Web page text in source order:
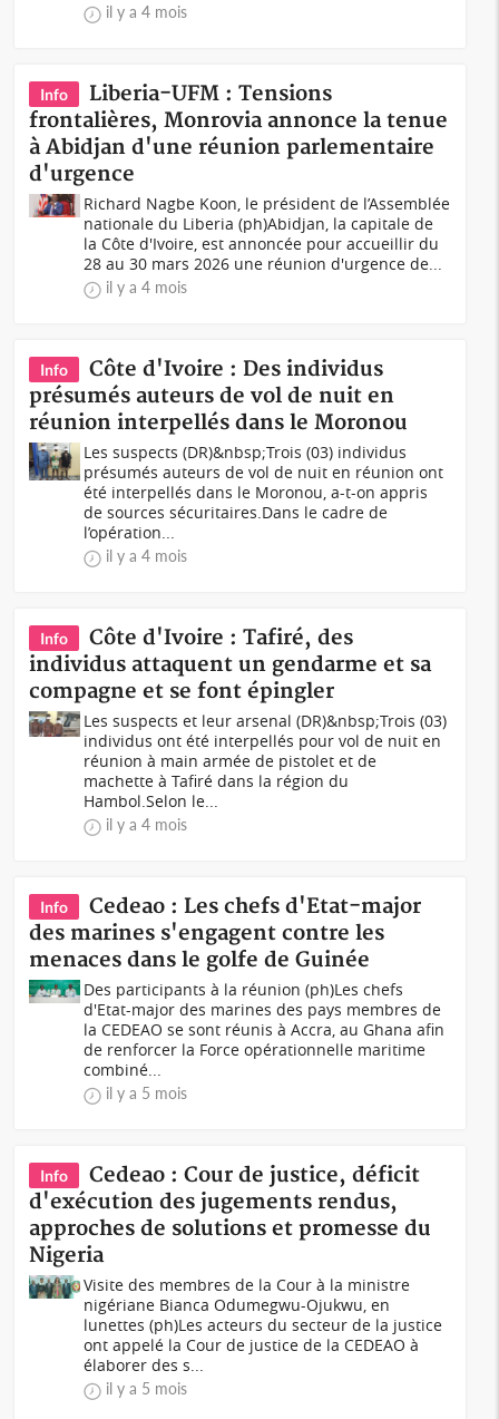
il y a 4 mois
Info
Liberia-UFM : Tensions
frontalières, Monrovia annonce la tenue
à Abidjan d'une réunion parlementaire
d'urgence
Richard Nagbe Koon, le président de l’Assemblée
nationale du Liberia (ph)Abidjan, la capitale de
la Côte d'Ivoire, est annoncée pour accueillir du
28 au 30 mars 2026 une réunion d'urgence de...
il y a 4 mois
Info
Côte d'Ivoire : Des individus
présumés auteurs de vol de nuit en
réunion interpellés dans le Moronou
Les suspects (DR)&nbsp;Trois (03) individus
présumés auteurs de vol de nuit en réunion ont
été interpellés dans le Moronou, a-t-on appris
de sources sécuritaires.Dans le cadre de
l’opération...
il y a 4 mois
Info
Côte d'Ivoire : Tafiré, des
individus attaquent un gendarme et sa
compagne et se font épingler
Les suspects et leur arsenal (DR)&nbsp;Trois (03)
individus ont été interpellés pour vol de nuit en
réunion à main armée de pistolet et de
machette à Tafiré dans la région du
Hambol.Selon le...
il y a 4 mois
Info
Cedeao : Les chefs d'Etat-major
des marines s'engagent contre les
menaces dans le golfe de Guinée
Des participants à la réunion (ph)Les chefs
d'Etat-major des marines des pays membres de
la CEDEAO se sont réunis à Accra, au Ghana afin
de renforcer la Force opérationnelle maritime
combiné...
il y a 5 mois
Info
Cedeao : Cour de justice, déficit
d'exécution des jugements rendus,
approches de solutions et promesse du
Nigeria
Visite des membres de la Cour à la ministre
nigériane Bianca Odumegwu-Ojukwu, en
lunettes (ph)Les acteurs du secteur de la justice
ont appelé la Cour de justice de la CEDEAO à
élaborer des s...
il y a 5 mois